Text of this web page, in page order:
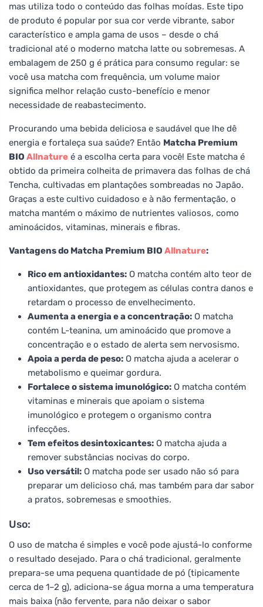
mas utiliza todo o conteúdo das folhas moídas. Este tipo
de produto é popular por sua cor verde vibrante, sabor
característico e ampla gama de usos – desde o chá
tradicional até o moderno matcha latte ou sobremesas. A
embalagem de 250 g é prática para consumo regular: se
você usa matcha com frequência, um volume maior
significa melhor relação custo-benefício e menor
necessidade de reabastecimento.
Procurando uma bebida deliciosa e saudável que lhe dê
energia e fortaleça sua saúde? Então Matcha Premium
BIO Allnature é a escolha certa para você! Este matcha é
obtido da primeira colheita de primavera das folhas de chá
Tencha, cultivadas em plantações sombreadas no Japão.
Graças a este cultivo cuidadoso e à não fermentação, o
matcha mantém o máximo de nutrientes valiosos, como
aminoácidos, vitaminas, minerais e fibras.
Vantagens do Matcha Premium BIO Allnature:
Rico em antioxidantes: O matcha contém alto teor de
antioxidantes, que protegem as células contra danos e
retardam o processo de envelhecimento.
Aumenta a energia e a concentração: O matcha
contém L-teanina, um aminoácido que promove a
concentração e o estado de alerta sem nervosismo.
Apoia a perda de peso: O matcha ajuda a acelerar o
metabolismo e queimar gordura.
Fortalece o sistema imunológico: O matcha contém
vitaminas e minerais que apoiam o sistema
imunológico e protegem o organismo contra
infecções.
Tem efeitos desintoxicantes: O matcha ajuda a
remover substâncias nocivas do corpo.
Uso versátil: O matcha pode ser usado não só para
preparar um delicioso chá, mas também para dar sabor
a pratos, sobremesas e smoothies.
Uso:
O uso de matcha é simples e você pode ajustá-lo conforme
o resultado desejado. Para o chá tradicional, geralmente
prepara-se uma pequena quantidade de pó (tipicamente
cerca de 1–2 g), adiciona-se água morna a uma temperatura
mais baixa (não fervente, para não deixar o sabor